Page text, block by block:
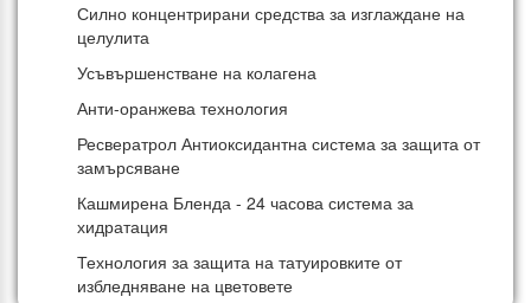
Силно концентрирани средства за изглаждане на
целулита
Усъвършенстване на колагена
Анти-оранжева технология
Ресвератрол Антиоксидантна система за защита от
замърсяване
Кашмирена Бленда - 24 часова система за
хидратация
Технология за защита на татуировките от
избледняване на цветовете